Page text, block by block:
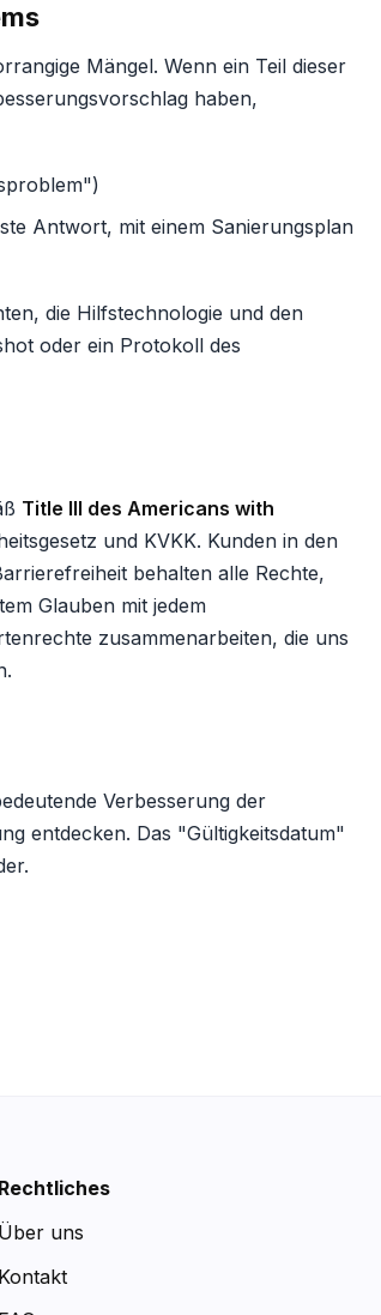
Mängel. Wenn ein Teil dieser
haben,
Antwort, mit einem Sanierungsplan
die Hilfstechnologie und den
oder ein Protokoll des
Title III des Americans with
und KVKK. Kunden in den
behalten alle Rechte,
Glauben mit jedem
zusammenarbeiten, die uns
Verbesserung der
entdecken. Das "Gültigkeitsdatum"
Rechtliches
Über uns
Kontakt